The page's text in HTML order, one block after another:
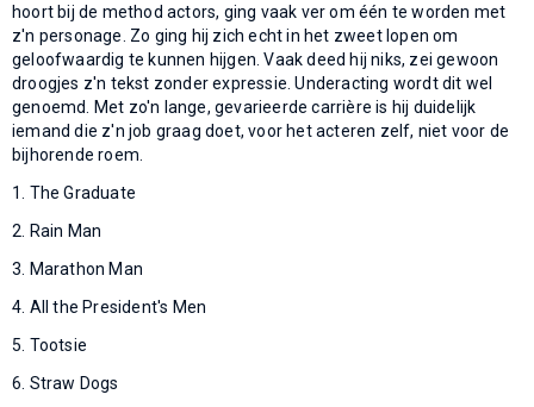
hoort bij de method actors, ging vaak ver om één te worden met
z'n personage. Zo ging hij zich echt in het zweet lopen om
geloofwaardig te kunnen hijgen. Vaak deed hij niks, zei gewoon
droogjes z'n tekst zonder expressie. Underacting wordt dit wel
genoemd. Met zo'n lange, gevarieerde carrière is hij duidelijk
iemand die z'n job graag doet, voor het acteren zelf, niet voor de
bijhorende roem.
1. The Graduate
2. Rain Man
3. Marathon Man
4. All the President's Men
5. Tootsie
6. Straw Dogs